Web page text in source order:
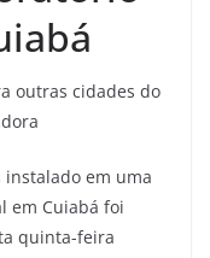
outras cidades do
em uma
em Cuiabá foi
quinta-feira